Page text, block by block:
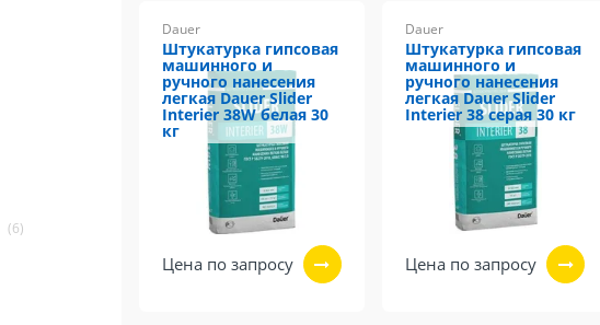
(6)
Dauer
Штукатурка гипсовая
машинного и
ручного нанесения
легкая Dauer Slider
Interier 38W белая 30
кг
Цена по запросу
Dauer
Штукатурка гипсовая
машинного и
ручного нанесения
легкая Dauer Slider
Interier 38 серая 30 кг
Цена по запросу